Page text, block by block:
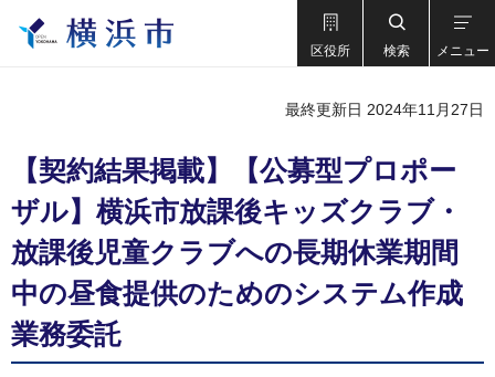
区役所 検索 メニュー
最終更新日 2024年11月27日
【契約結果掲載】【公募型プロポー
ザル】横浜市放課後キッズクラブ・
放課後児童クラブへの長期休業期間
中の昼食提供のためのシステム作成
業務委託